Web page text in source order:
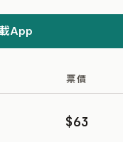
App
票價
$63